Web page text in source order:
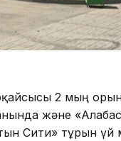
2 мың
және
Сити» тұрғын